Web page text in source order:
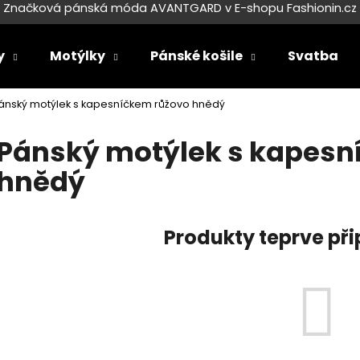
Značková pánská móda AVANTGARD v E-shopu Fashionin.cz
Motýlky Pánské košile Svatba
motýlek s kapesníčkem růžovo hnědý
motýlek s
Produkty teprve
Co potřebujete najít?
HLEDAT